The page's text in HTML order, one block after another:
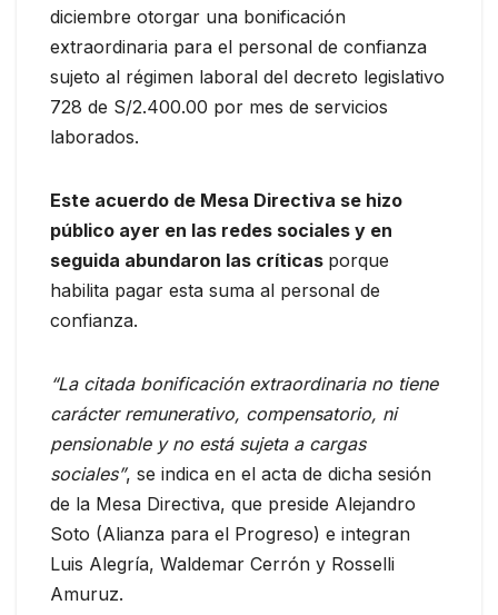
diciembre otorgar una bonificación
extraordinaria para el personal de confianza
sujeto al régimen laboral del decreto legislativo
728 de S/2.400.00 por mes de servicios
laborados.
Este acuerdo de Mesa Directiva se hizo
público ayer en las redes sociales y en
seguida abundaron las críticas porque
habilita pagar esta suma al personal de
confianza.
“La citada bonificación extraordinaria no tiene
carácter remunerativo, compensatorio, ni
pensionable y no está sujeta a cargas
sociales”, se indica en el acta de dicha sesión
de la Mesa Directiva, que preside Alejandro
Soto (Alianza para el Progreso) e integran
Luis Alegría, Waldemar Cerrón y Rosselli
Amuruz.